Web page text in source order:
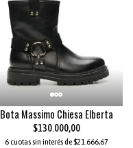
Bota Massimo Chiesa Elberta
$130.000,00
6 cuotas sin interés de $21.666,67